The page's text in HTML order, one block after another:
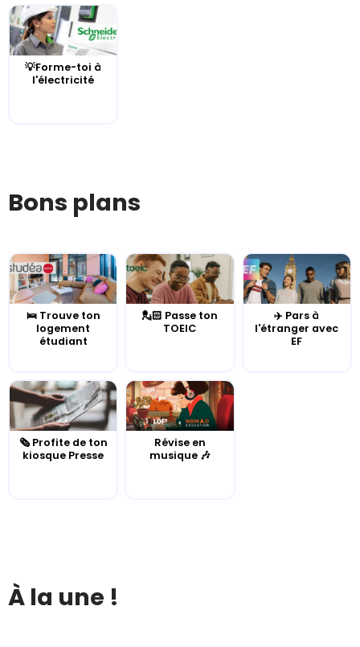
💡Forme-toi à
l'électricité
Bons plans
🛌 Trouve ton
logement
étudiant
💂🏻 Passe ton
TOEIC
✈️ Pars à
l'étranger avec
EF
🗞️ Profite de ton
kiosque Presse
Révise en
musique 🎶
À la une !